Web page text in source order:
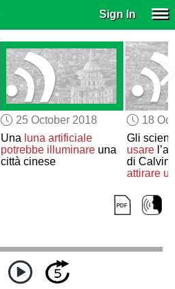
Sign In
25 October 2018
Una luna artificiale
potrebbe illuminareuna
città cinese
18
Gli
usare
di Calvin
attirare